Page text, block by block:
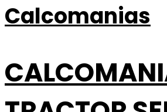
Calcomanias